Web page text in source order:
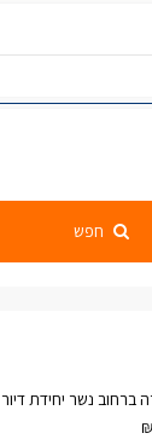
חפש
נשר יחידת דיור 2 חדרים